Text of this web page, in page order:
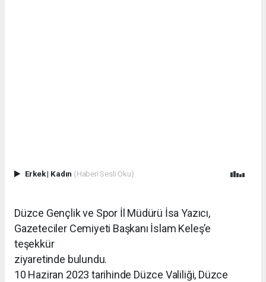
Erkek| Kadın (Haberi Sesli Oku)
Düzce Gençlik ve Spor İl Müdürü İsa Yazıcı,
Gazeteciler Cemiyeti Başkanı İslam Keleş’e
teşekkür
ziyaretinde bulundu.
10 Haziran 2023 tarihinde Düzce Valiliği, Düzce